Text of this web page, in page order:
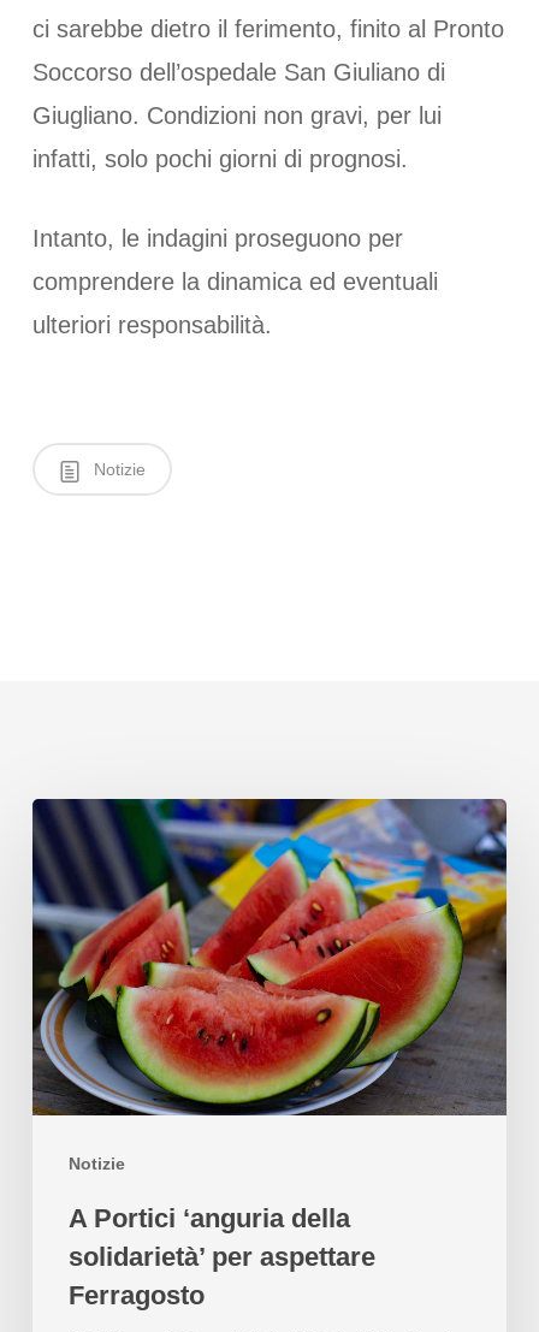
ci sarebbe dietro il ferimento, finito al Pronto
Soccorso dell’ospedale San Giuliano di
Giugliano. Condizioni non gravi, per lui
infatti, solo pochi giorni di prognosi.
Intanto, le indagini proseguono per
comprendere la dinamica ed eventuali
ulteriori responsabilità.
Notizie
Notizie
A Portici ‘anguria della
solidarietà’ per aspettare
Ferragosto